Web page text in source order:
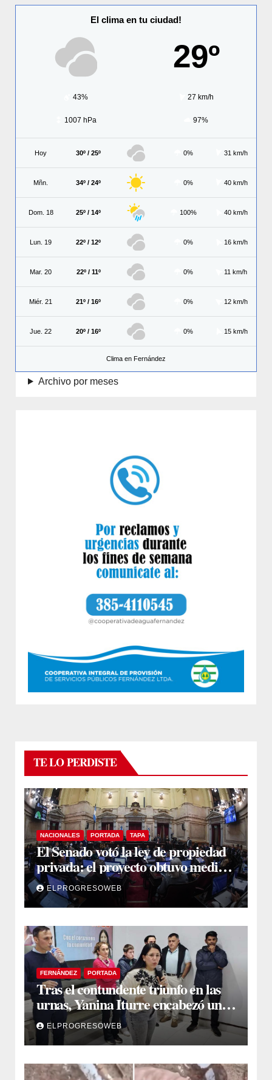
El clima en tu ciudad!
29º
43% 27 km/h
1007 hPa 97%
Hoy 30º / 25º 0% 31 km/h
Mñn. 34º / 24º 0% 40 km/h
Dom. 18 25º / 14º 100% 40 km/h
Lun. 19 22º / 12º 0% 16 km/h
Mar. 20 22º / 11º 0% 11 km/h
Miér. 21 21º / 16º 0% 12 km/h
Jue. 22 20º / 16º 0% 15 km/h
Clima en Fernández
Archivo por meses
TE LO PERDISTE
NACIONALES PORTADA TAPA
El Senado votó la ley de propiedad
privada: el proyecto obtuvo media
sanción
ELPROGRESOWEB
FERNÁNDEZ PORTADA
Tras el contundente triunfo en las
urnas, Yanina Iturre encabezó un
encuentro con vecinos y dirigentes
en Fernández
ELPROGRESOWEB